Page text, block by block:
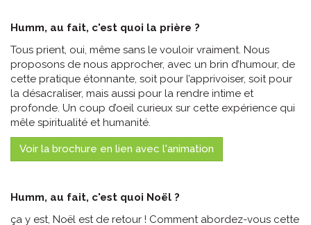
Humm, au fait, c'est quoi la prière ?
Tous prient, oui, même sans le vouloir vraiment. Nous
proposons de nous approcher, avec un brin d’humour, de
cette pratique étonnante, soit pour l’apprivoiser, soit pour
la désacraliser, mais aussi pour la rendre intime et
profonde. Un coup d’oeil curieux sur cette expérience qui
mêle spiritualité et humanité.
Voir la brochure en lien avec l'animation
Humm, au fait, c'est quoi Noël ?
ça y est, Noël est de retour ! Comment abordez-vous cette